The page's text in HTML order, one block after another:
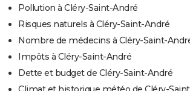
Pollution à Cléry-Saint-André
Risques naturels à Cléry-Saint-André
Nombre de médecins à Cléry-Saint-
Impôts à Cléry-Saint-André
Dette et budget de Cléry-Saint-André